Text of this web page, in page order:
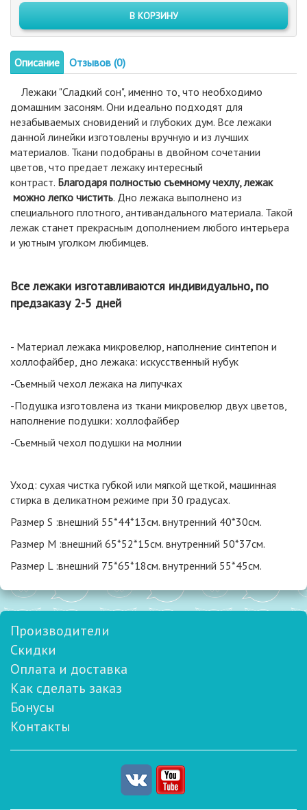
В КОРЗИНУ
Описание Отзывов (0)
Лежаки "Сладкий сон", именно то, что необходимо
домашним засоням. Они идеально подходят для
незабываемых сновидений и глубоких дум. Все лежаки
данной линейки изготовлены вручную и из лучших
материалов. Ткани подобраны в двойном сочетании
цветов, что предает лежаку интересный
контраст. Благодаря полностью съемному чехлу, лежак
можно легко чистить. Дно лежака выполнено из
специального плотного, антивандального материала. Такой
лежак станет прекрасным дополнением любого интерьера
и уютным уголком любимцев.
Все лежаки изготавливаются индивидуально, по
предзаказу 2-5 дней
- Материал лежака микровелюр, наполнение синтепон и
холлофайбер, дно лежака: искусственный нубук
-Съемный чехол лежака на липучках
-Подушка изготовлена из ткани микровелюр двух цветов,
наполнение подушки: холлофайбер
-Съемный чехол подушки на молнии
Уход: сухая чистка губкой или мягкой щеткой, машинная
стирка в деликатном режиме при 30 градусах.
Размер S :внешний 55*44*13см. внутренний 40*30см.
Размер M :внешний 65*52*15см. внутренний 50*37см.
Размер L :внешний 75*65*18см. внутренний 55*45см.
Производители
Скидки
Оплата и доставка
Как сделать заказ
Бонусы
Контакты